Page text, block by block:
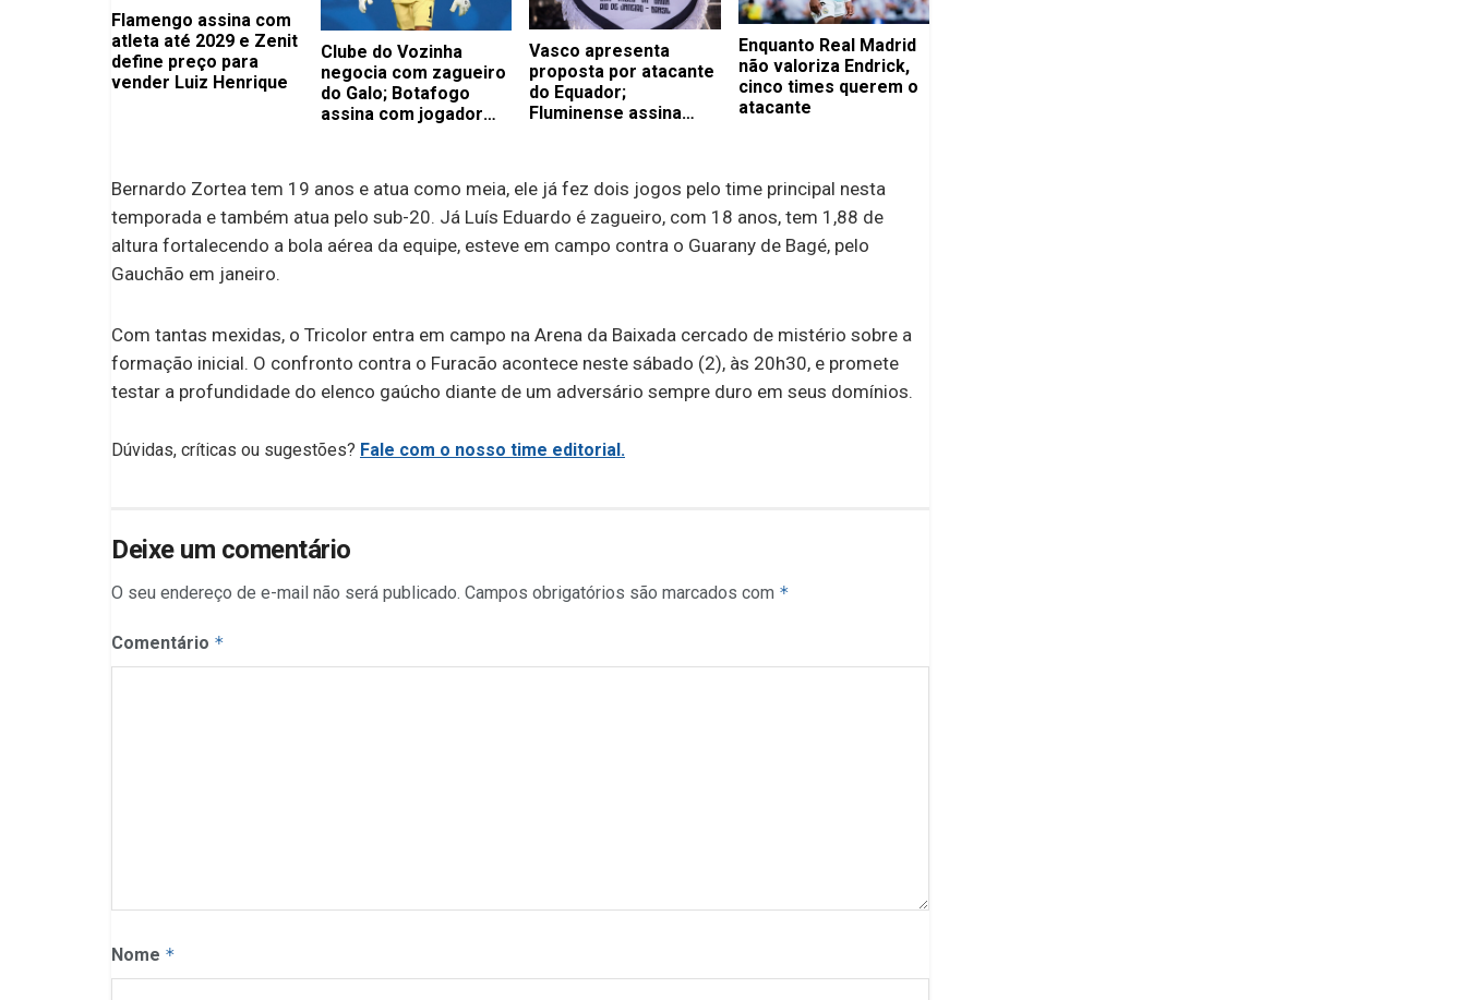
Flamengo assina com
atleta até 2029 e Zenit
define preço para
vender Luiz Henrique
Clube do Vozinha
negocia com zagueiro
do Galo; Botafogo
assina com jogador
Vasco apresenta
proposta por atacante
do Equador;
Fluminense assina
Enquanto Real Madrid
não valoriza Endrick,
cinco times querem o
atacante
Bernardo Zortea tem 19 anos e atua como meia, ele já fez dois jogos pelo time principal nesta
temporada e também atua pelo sub-20. Já Luís Eduardo é zagueiro, com 18 anos, tem 1,88 de
altura fortalecendo a bola aérea da equipe, esteve em campo contra o Guarany de Bagé, pelo
Gauchão em janeiro.
Com tantas mexidas, o Tricolor entra em campo na Arena da Baixada cercado de mistério sobre a
formação inicial. O confronto contra o Furacão acontece neste sábado (2), às 20h30, e promete
testar a profundidade do elenco gaúcho diante de um adversário sempre duro em seus domínios.
Dúvidas, críticas ou sugestões? Fale com o nosso time editorial.
Deixe um comentário
O seu endereço de e-mail não será publicado. Campos obrigatórios são marcados com *
Comentário *
Nome *